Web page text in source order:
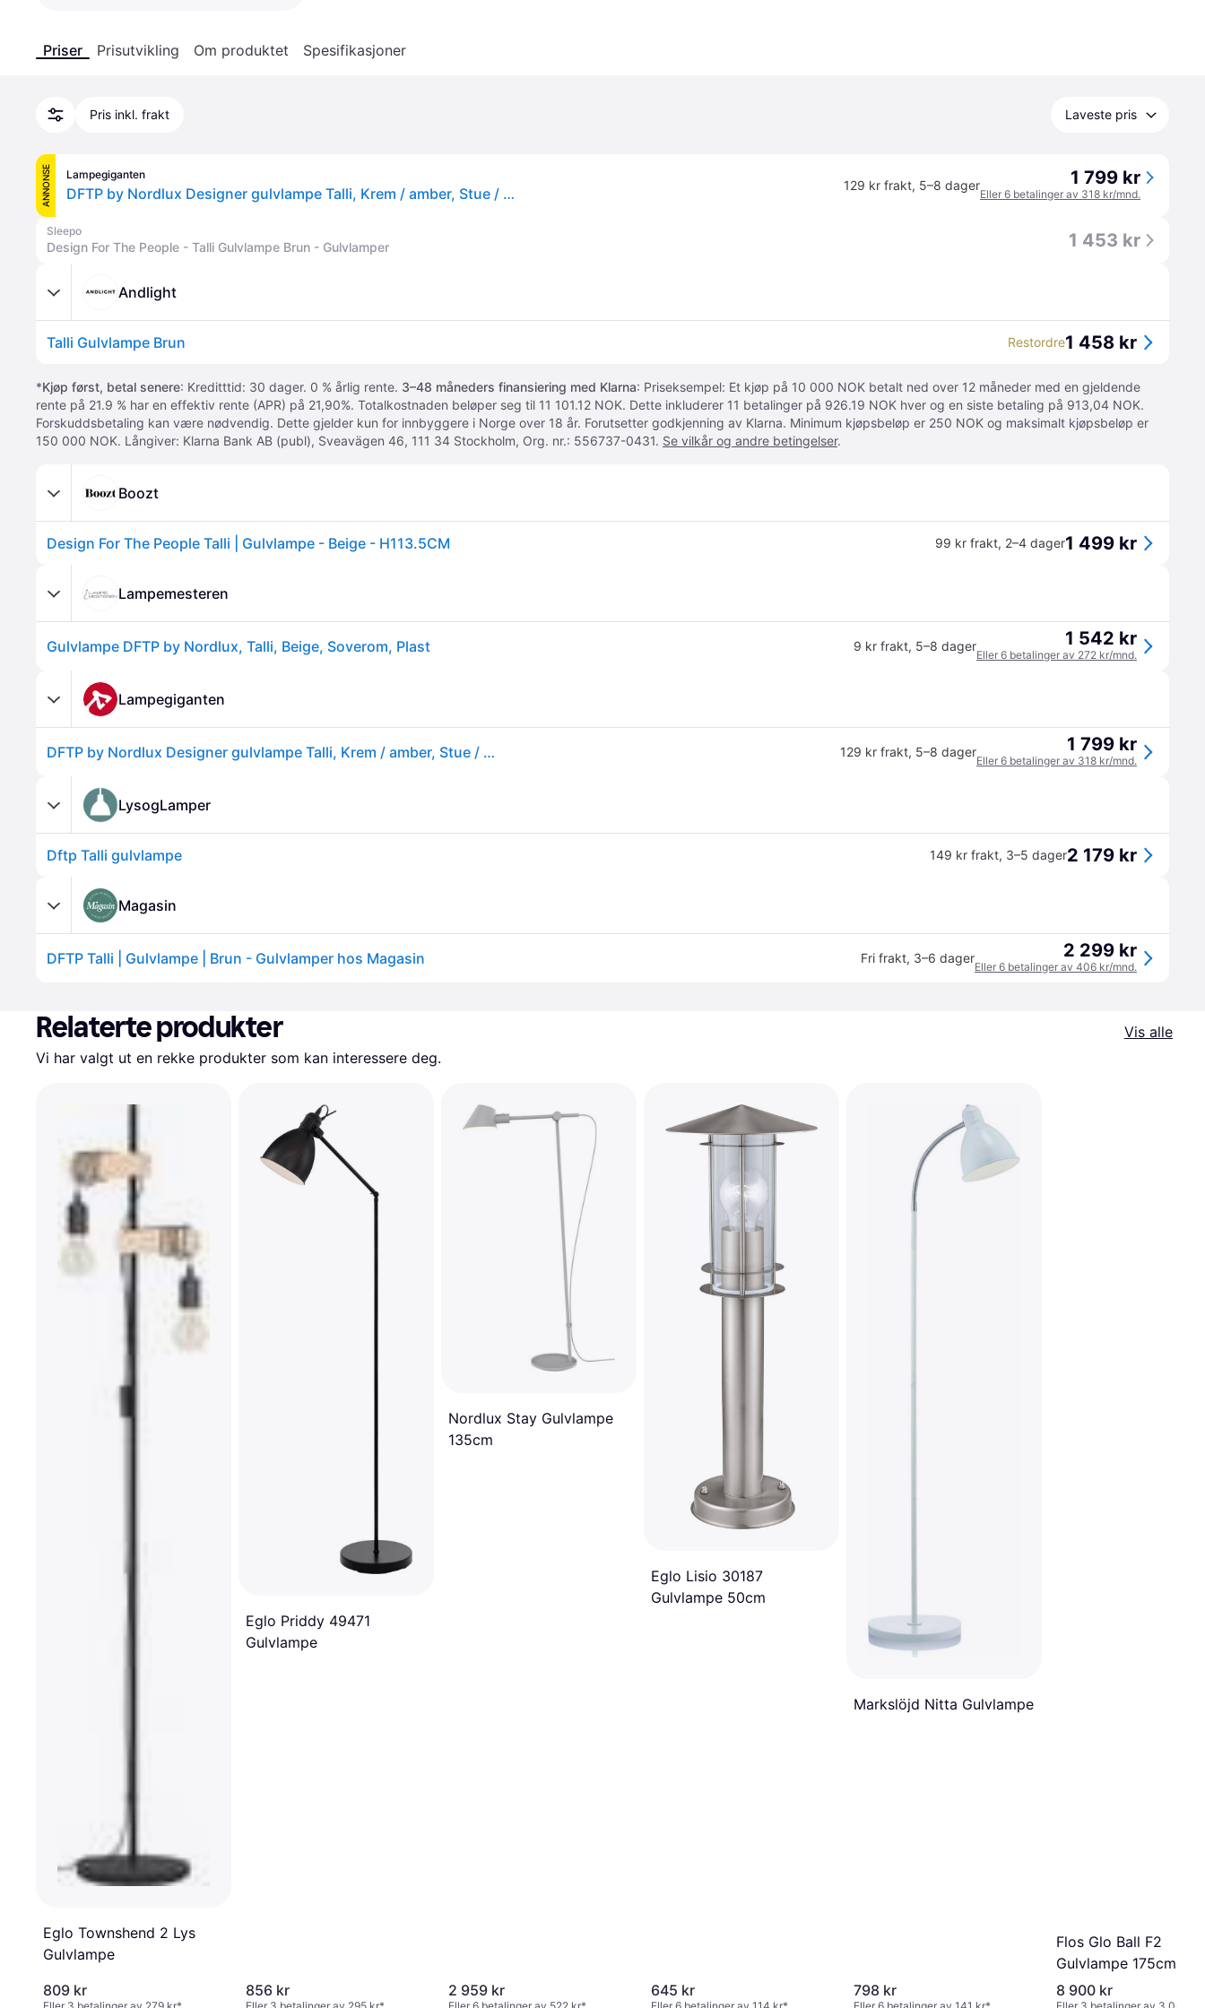
Priser Prisutvikling Om produktet Spesifikasjoner
Pris inkl. frakt Laveste pris
ANNONSE Lampegiganten
DFTP by Nordlux Designer gulvlampe Talli, Krem / amber, Stue / spisestue, Kunststoff 129 kr frakt, 5–8 dager 1 799 kr
Eller 6 betalinger av 318 kr/mnd.
Sleepo
Design For The People - Talli Gulvlampe Brun - Gulvlamper 1 453 kr
Andlight
Talli Gulvlampe Brun Restordre1 458 kr
*Kjøp først, betal senere: Kreditttid: 30 dager. 0 % årlig rente. 3–48 måneders finansiering med Klarna: Priseksempel: Et kjøp på 10 000 NOK betalt ned over 12 måneder med en gjeldende
rente på 21.9 % har en effektiv rente (APR) på 21,90%. Totalkostnaden beløper seg til 11 101.12 NOK. Dette inkluderer 11 betalinger på 926.19 NOK hver og en siste betaling på 913,04 NOK.
Forskuddsbetaling kan være nødvendig. Dette gjelder kun for innbyggere i Norge over 18 år. Forutsetter godkjenning av Klarna. Minimum kjøpsbeløp er 250 NOK og maksimalt kjøpsbeløp er
150 000 NOK. Långiver: Klarna Bank AB (publ), Sveavägen 46, 111 34 Stockholm, Org. nr.: 556737-0431. Se vilkår og andre betingelser.
Boozt
Design For The People Talli | Gulvlampe - Beige - H113.5CM 99 kr frakt, 2–4 dager1 499 kr
Lampemesteren
Gulvlampe DFTP by Nordlux, Talli, Beige, Soverom, Plast 9 kr frakt, 5–8 dager 1 542 kr
Eller 6 betalinger av 272 kr/mnd.
Lampegiganten
DFTP by Nordlux Designer gulvlampe Talli, Krem / amber, Stue / spisestue, Kunststoff 129 kr frakt, 5–8 dager 1 799 kr
Eller 6 betalinger av 318 kr/mnd.
LysogLamper
Dftp Talli gulvlampe 149 kr frakt, 3–5 dager2 179 kr
Magasin
DFTP Talli | Gulvlampe | Brun - Gulvlamper hos Magasin Fri frakt, 3–6 dager 2 299 kr
Eller 6 betalinger av 406 kr/mnd.
Relaterte produkter
Vis alle
Vi har valgt ut en rekke produkter som kan interessere deg.
Eglo Townshend 2 Lys
Gulvlampe
809 kr
Eglo Priddy 49471
Gulvlampe
856 kr
Nordlux Stay Gulvlampe
135cm
2 959 kr
Eglo Lisio 30187
Gulvlampe 50cm
645 kr
Markslöjd Nitta Gulvlampe
798 kr
Flos Glo Ball F2
Gulvlampe 175cm
8 900 kr